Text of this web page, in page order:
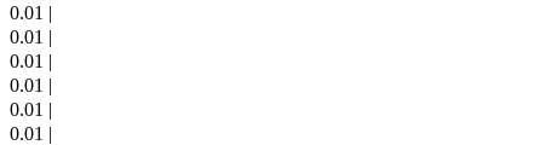
0.01 |
0.01 |
0.01 |
0.01 |
0.01 |
0.01 |